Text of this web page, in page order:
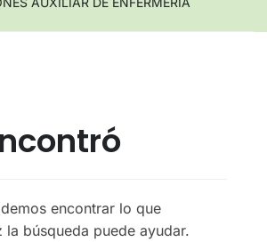
encontrar lo que
la búsqueda puede ayudar.